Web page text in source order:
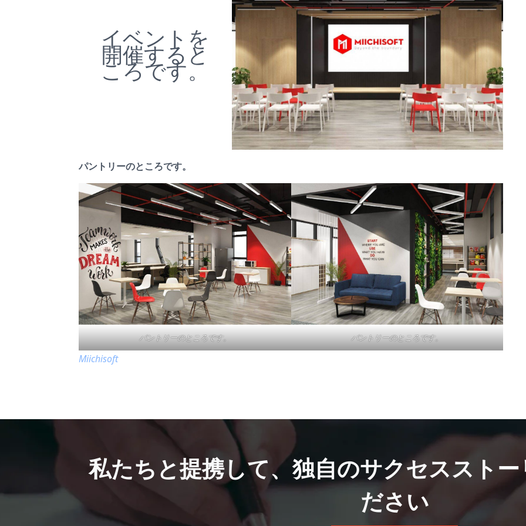
イベントを
開催すると
ころです。
パントリーのところです。
パントリーのところです。 パントリーのところです。
Miichisoft
私たちと提携して、独自のサクセススト
ださい